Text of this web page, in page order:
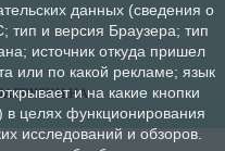
НА
данных (сведения о
тип и версия Браузера; тип
источник откуда пришел
или по какой рекламе; язык
и на какие кнопки
в целях функционирования
исследований и обзоров.